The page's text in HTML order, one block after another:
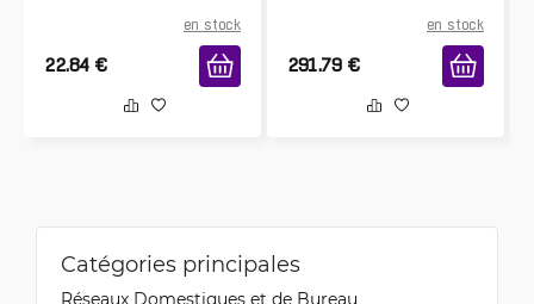
en stock
22.84 €
en stock
291.79 €
Catégories principales
Réseaux Domestiques et de Bureau